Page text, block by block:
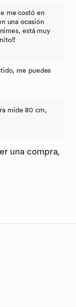
me costó en
una ocasión
está muy
me puedes
mide 80 cm,
una compra,